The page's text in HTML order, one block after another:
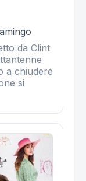
da Clint
a chiudere
si